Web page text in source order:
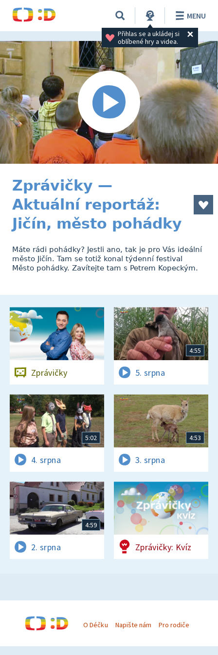
Přihlas se a ukládej si
oblíbené hry a videa.
MENU
Zprávičky —
Aktuální reportáž:
Jičín, město pohádky
Máte rádi pohádky? Jestli ano, tak je pro Vás ideální
město Jičín. Tam se totiž konal týdenní festival
Město pohádky. Zavítejte tam s Petrem Kopeckým.
Zprávičky
4:55
5. srpna
5:02
4. srpna
4:53
3. srpna
4:59
2. srpna Zprávičky: Kvíz
O Déčku Napište nám Pro rodiče